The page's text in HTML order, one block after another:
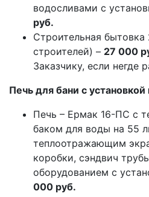
водосливами с
руб.
Строительная
строителей) – 27 000
Заказчику, если негде
Печь для бани с
Печь – Ермак 16-ПС с
баком для воды на 55
теплоотражающим
коробки, сэндвич
оборудованием с
000 руб.